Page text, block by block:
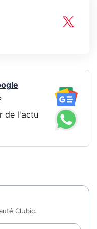
de l'actu
Clubic.